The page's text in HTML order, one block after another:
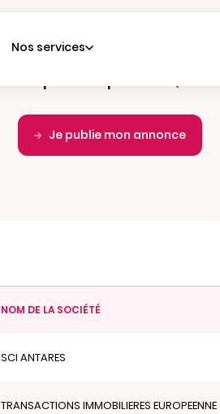
Nos services
Fréquence de parution : Quotidien
Je publie mon annonce
NOM DE LA SOCIÉTÉ
SCI ANTARES
TRANSACTIONS IMMOBILIERES EUROPEENNES